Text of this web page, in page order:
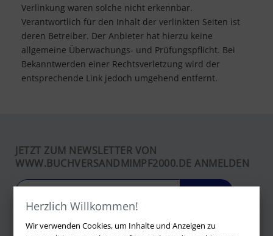
Herzlich Willkommen!
Wir verwenden Cookies, um Inhalte und Anzeigen zu
Verlinkung waren solche nicht erkennbar.
Verantwortlich für den Inhalt der verlinkten Seiten ist
deren Betreiber. Der Anbieter hat hierzu keine
allgemeine Überwachungs- und Prüfungspflicht. Bei
Bekanntwerden einer Rechtsverletzung wird der
entsprechende Link jedoch umgehend entfernt.
JETZT ZUM NEWSLETTER VON
WWW.BUCHVERSANDMIMPF2000.DE ANMELDEN